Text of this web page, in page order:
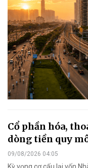
Cổ phần hóa,
dòng tiền quy
09/08/2026 04:05